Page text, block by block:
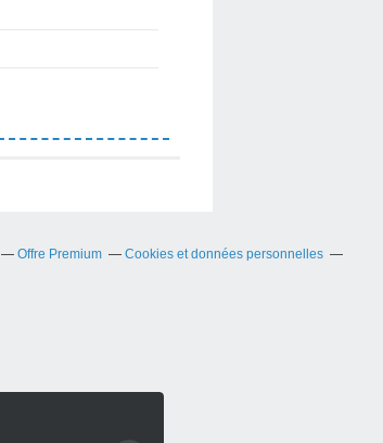
Offre Premium
Cookies et données personnelles